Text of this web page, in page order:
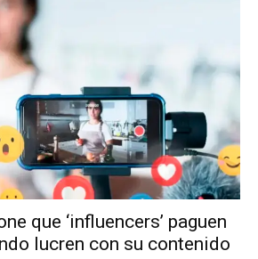
que ‘influencers’ paguen
lucren con su contenido